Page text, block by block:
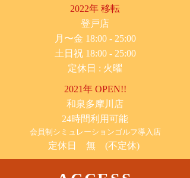
2022年 移転
​登戸店
月〜金 18:00 - 25:00
土日祝 18:00 - 25:00
​定休日 : 火曜
2021年 OPEN!!
​和泉多摩川店
24時間利用可能
​会員制シミュレーションゴルフ導入店
定休日 無 (不定休)